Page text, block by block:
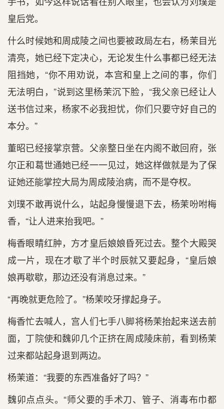
皇后党。
什么时候她和周成陵之间也要被政局左右，杨茉目光
清亮，她已经下定决心，无论发生什么事都已经无法
阻挡她，“你不用劝说，本宫和皇上之间的事，你们
无法明白，”说到这里杨茉沉下脸，“我父亲已经让人
送书信过来，杨家不必我担忧，你们只要守好自己的
本分。”
董昭已经接掌京营。父亲整日坐在内阁不敢回府，张
尔正和葛世通她已经一一见过，她这样做就是为了保
证她还能掌控大局为周成陵治病，而不是夺权。
刘璞不敢再说什么，站起身慢慢退下去，杨茉吩咐梅
香，“让人进来抬我吧。”
梅香眼睛红肿，方才皇后娘娘昏死过去。整个大殿哭
成一片，现在才歇了半个时辰就又要起身，“皇后娘
娘再歇歇，那边还没有消息过来。”
“再晚就更危险了。”杨茉咬牙撑起身子。
梅香忙去喊人，宫人们七手八脚将杨茉抬起来送去前
面，丁院使和魏卯几个正挤在周成陵床前，看到杨茉
过来都站起身退到两边。
杨茉道：“我要的东西准备好了吗？”
魏卯点点头。“师父要的手术刀、管子、消毒布巾都